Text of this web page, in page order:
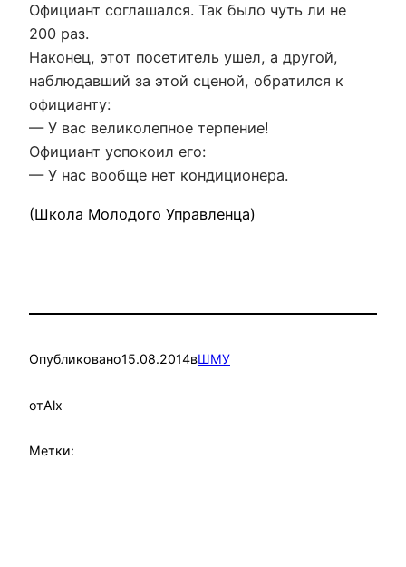
Официант соглашался. Так было чуть ли не
200 раз.
Наконец, этот посетитель ушел, а другой,
наблюдавший за этой сценой, обратился к
официанту:
— У вас великолепное терпение!
Официант успокоил его:
— У нас вообще нет кондиционера.
(Школа Молодого Управленца)
Опубликовано15.08.2014вШМУ
отAlx
Метки: